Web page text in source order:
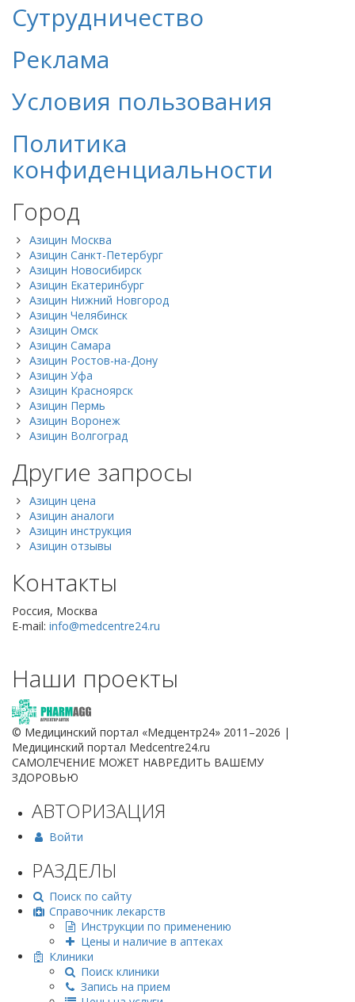
Сутрудничество
Реклама
Условия пользования
Политика
конфиденциальности
Город
Азицин Москва
Азицин Санкт-Петербург
Азицин Новосибирск
Азицин Екатеринбург
Азицин Нижний Новгород
Азицин Челябинск
Азицин Омск
Азицин Самара
Азицин Ростов-на-Дону
Азицин Уфа
Азицин Красноярск
Азицин Пермь
Азицин Воронеж
Азицин Волгоград
Другие запросы
Азицин цена
Азицин аналоги
Азицин инструкция
Азицин отзывы
Контакты
Россия, Москва
E-mail: info@medcentre24.ru
Наши проекты
© Медицинский портал «Медцентр24» 2011–2026 |
Медицинский портал Medcentre24.ru
САМОЛЕЧЕНИЕ МОЖЕТ НАВРЕДИТЬ ВАШЕМУ
ЗДОРОВЬЮ
АВТОРИЗАЦИЯ
Войти
РАЗДЕЛЫ
Поиск по сайту
Справочник лекарств
Инструкции по применению
Цены и наличие в аптеках
Клиники
Поиск клиники
Запись на прием